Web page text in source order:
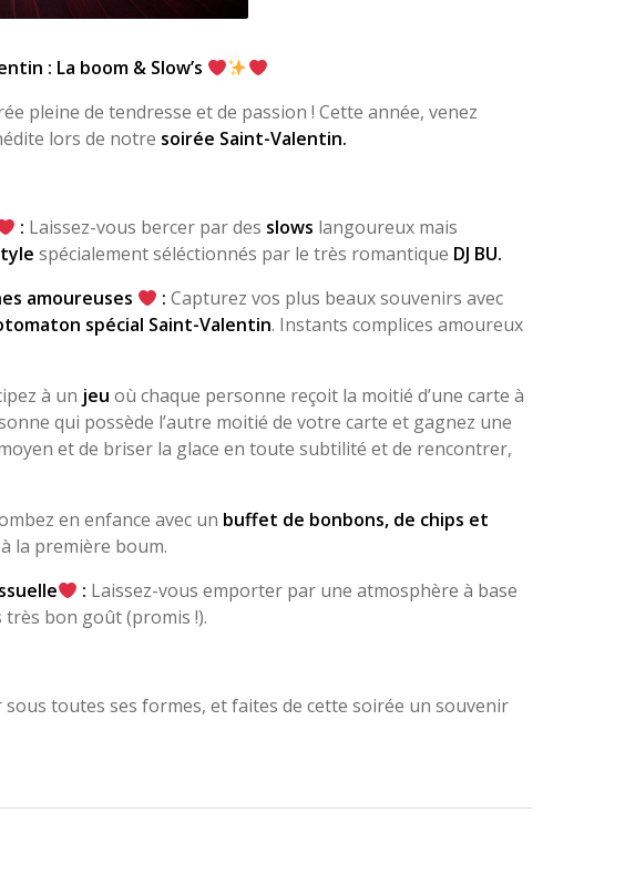
: La boom & Slow’s
pleine de tendresse et de passion ! Cette année, venez
lors de notre soirée Saint-Valentin.
: Laissez-vous bercer par des slows langoureux mais
spécialement séléctionnés par le très romantique DJ BU.
amoureuses
: Capturez vos plus beaux souvenirs avec
spécial Saint-Valentin. Instants complices amoureux
à un jeu où chaque personne reçoit la moitié d’une carte à
qui possède l’autre moitié de votre carte et gagnez une
et de briser la glace en toute subtilité et de rencontrer,
en enfance avec un buffet de bonbons, de chips et
la première boum.
: Laissez-vous emporter par une atmosphère à base
bon goût (promis !).
sous toutes ses formes, et faites de cette soirée un souvenir